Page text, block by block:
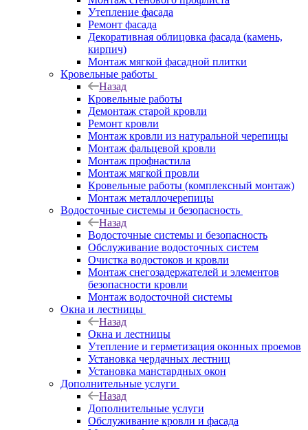
Утепление фасада
Ремонт фасада
Декоративная облицовка фасада (камень,
кирпич)
Монтаж мягкой фасадной плитки
Кровельные работы
Назад
Кровельные работы
Демонтаж старой кровли
Ремонт кровли
Монтаж кровли из натуральной черепицы
Монтаж фальцевой кровли
Монтаж профнастила
Монтаж мягкой провли
Кровельные работы (комплексный монтаж)
Монтаж металлочерепицы
Водосточные системы и безопасность
Назад
Водосточные системы и безопасность
Обслуживание водосточных систем
Очистка водостоков и кровли
Монтаж снегозадержателей и элементов
безопасности кровли
Монтаж водосточной системы
Окна и лестницы
Назад
Окна и лестницы
Утепление и герметизация оконных проемов
Установка чердачных лестниц
Установка манстардных окон
Дополнительные услуги
Назад
Дополнительные услуги
Обслуживание кровли и фасада